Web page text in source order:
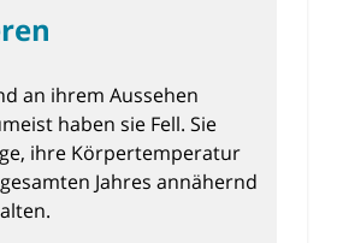
an ihrem Aussehen
haben sie Fell. Sie
ihre Körpertemperatur
Jahres annähernd